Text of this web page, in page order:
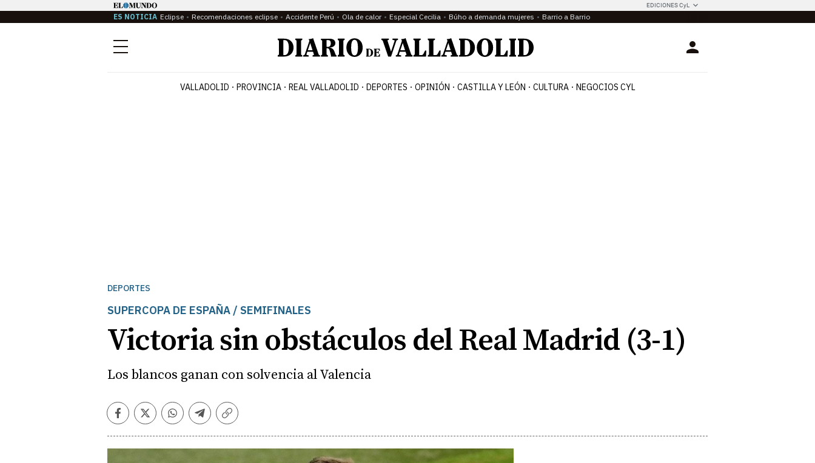
EDICIONES CyL
ES NOTICIA Eclipse Recomendaciones eclipse Accidente Perú Ola de calor Especial Cecilia Búho a demanda mujeres Barrio a Barrio
Menú Login
VALLADOLID PROVINCIA REAL VALLADOLID DEPORTES OPINIÓN CASTILLA Y LEÓN CULTURA NEGOCIOS CYL
DEPORTES
SUPERCOPA DE ESPAÑA / SEMIFINALES
Victoria sin obstáculos del Real Madrid (3-1)
Los blancos ganan con solvencia al Valencia
Facebook
TwitterWhatsapp
Telegram
Copiar